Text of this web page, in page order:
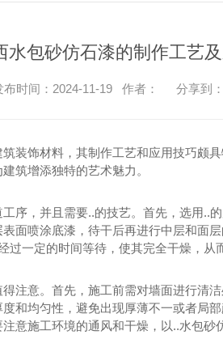
水包砂仿石漆的制作工艺
时间：2024-11-19 作者： 分享到：
装饰材料，其制作工艺和应用技巧颇
筑增添独特的艺术魅力。
序，并且需要..的技艺。首先，选用..
面喷涂底漆，待干后再进行中层和面
一定的时间等待，使其完全干燥，从
注意。首先，施工前需对墙面进行清
和均匀性，避免出现厚薄不一或者局
意施工环境的通风和干燥，以..水包砂